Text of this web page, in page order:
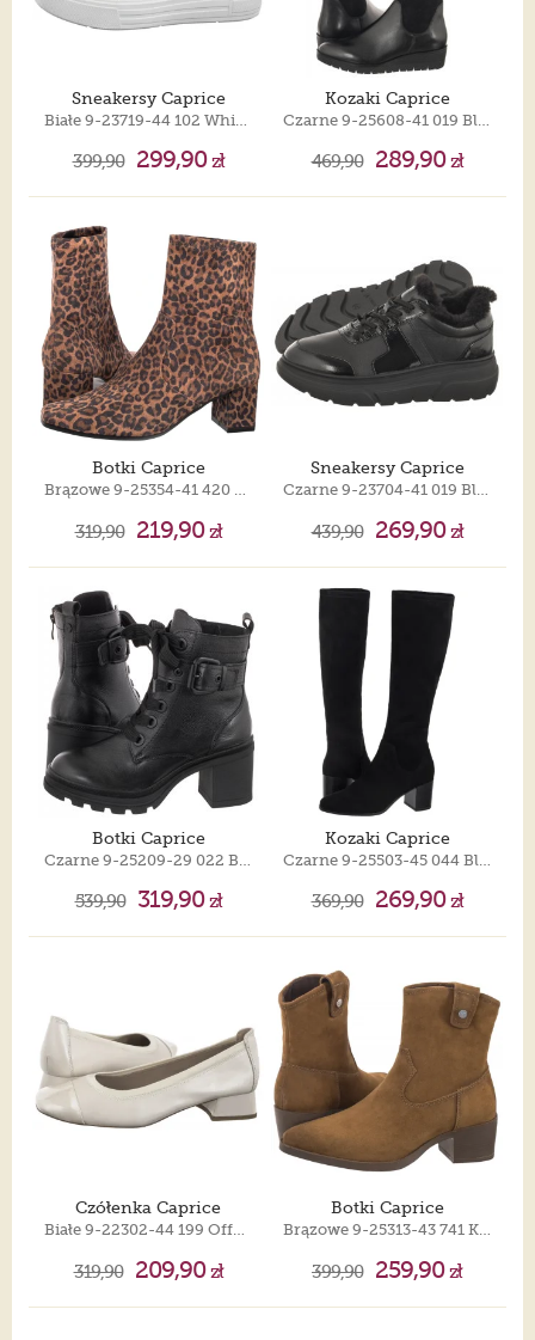
Sneakersy Caprice
399,90 299,90zł
Kozaki Caprice
469,90 289,90zł
Botki Caprice
Brązowe 9-25354-41 420 Leo Stretch Vegan
319,90 219,90zł
Sneakersy Caprice
Czarne 9-23704-41 019 Black Comb
439,90 269,90zł
Botki Caprice
539,90 319,90zł
Kozaki Caprice
369,90 269,90zł
Czółenka Caprice
Białe 9-22302-44 199 Offwhite Comb
319,90 209,90zł
Botki Caprice
Brązowe 9-25313-43 741 Khaki Suede
399,90 259,90zł